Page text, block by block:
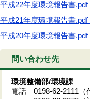
平成22年度環境報告書.pdf
平成21年度環境報告書.pdf
平成20年度環境報告書.pdf
問い合わせ先
環境整備部/環境課
電話 0198-62-2111（